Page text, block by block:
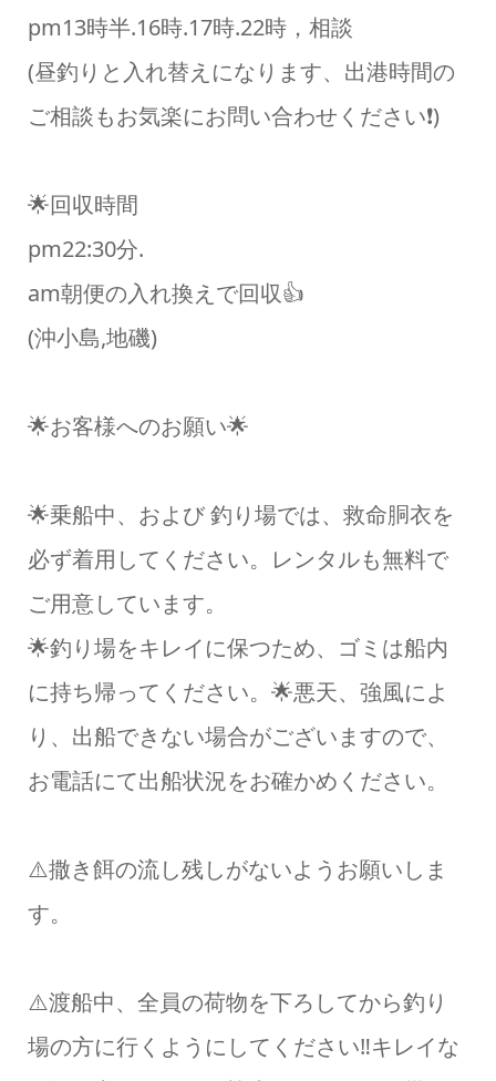
pm13時半.16時.17時.22時，相談
(昼釣りと入れ替えになります、出港時間の
ご相談もお気楽にお問い合わせください❗)
🌟回収時間
pm22:30分.
am朝便の入れ換えで回収👍
(沖小島,地磯)
🌟お客様へのお願い🌟
🌟乗船中、および 釣り場では、救命胴衣を
必ず着用してください。レンタルも無料で
ご用意しています。
🌟釣り場をキレイに保つため、ゴミは船内
に持ち帰ってください。🌟悪天、強風によ
り、出船できない場合がございますので、
お電話にて出船状況をお確かめください。
⚠️撒き餌の流し残しがないようお願いしま
す。
⚠️渡船中、全員の荷物を下ろしてから釣り
場の方に行くようにしてください‼️キレイな